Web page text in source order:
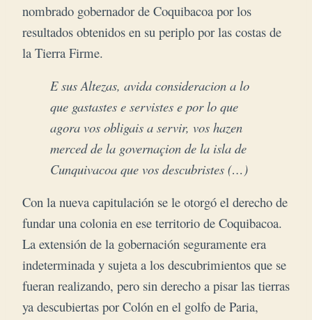
nombrado gobernador de Coquibacoa por los
resultados obtenidos en su periplo por las costas de
la Tierra Firme.
E sus Altezas, avida consideracion a lo
que gastastes e servistes e por lo que
agora vos obligais a servir, vos hazen
merced de la governaçion de la isla de
Cunquivacoa que vos descubristes (…)
Con la nueva capitulación se le otorgó el derecho de
fundar una colonia en ese territorio de Coquibacoa.
La extensión de la gobernación seguramente era
indeterminada y sujeta a los descubrimientos que se
fueran realizando, pero sin derecho a pisar las tierras
ya descubiertas por Colón en el golfo de Paria,